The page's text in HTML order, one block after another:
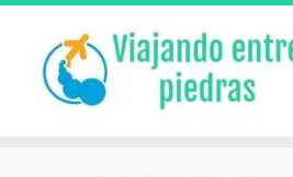
Skip
content